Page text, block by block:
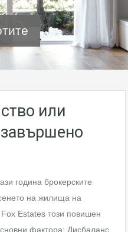
или
година брокерските
на жилища на
Fox Estates този повишен
фактора: Дисбаланс